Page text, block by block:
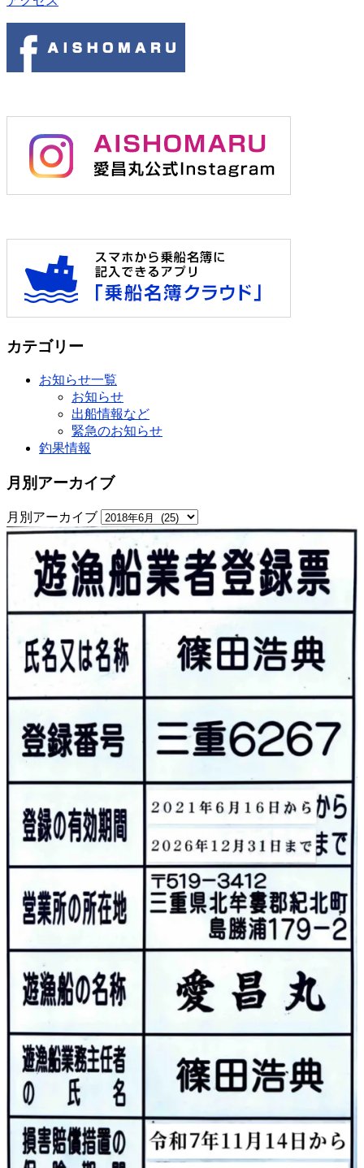
カテゴリー
お知らせ一覧
お知らせ
出船情報など
緊急のお知らせ
釣果情報
月別アーカイブ
月別アーカイブ